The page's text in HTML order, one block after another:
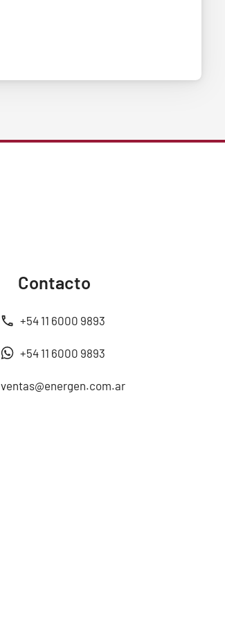
Contacto
+54 11 6000 9893
+54 11 6000 9893
ventas@energen.com.ar